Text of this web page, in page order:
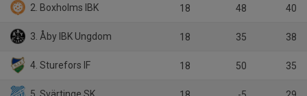
2. Boxholms IBK 18 48 40
3. Åby IBK Ungdom 18 35 38
4. Sturefors IF 18 50 35